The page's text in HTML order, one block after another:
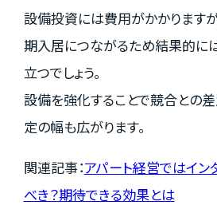
設備投資には費用がかかります
期入居につながるため結果的に
立つでしょう。
設備を強化することで競合との
定の幅も広がります。
関連記事：アパート経営ではイン
べき？期待できる効果とは